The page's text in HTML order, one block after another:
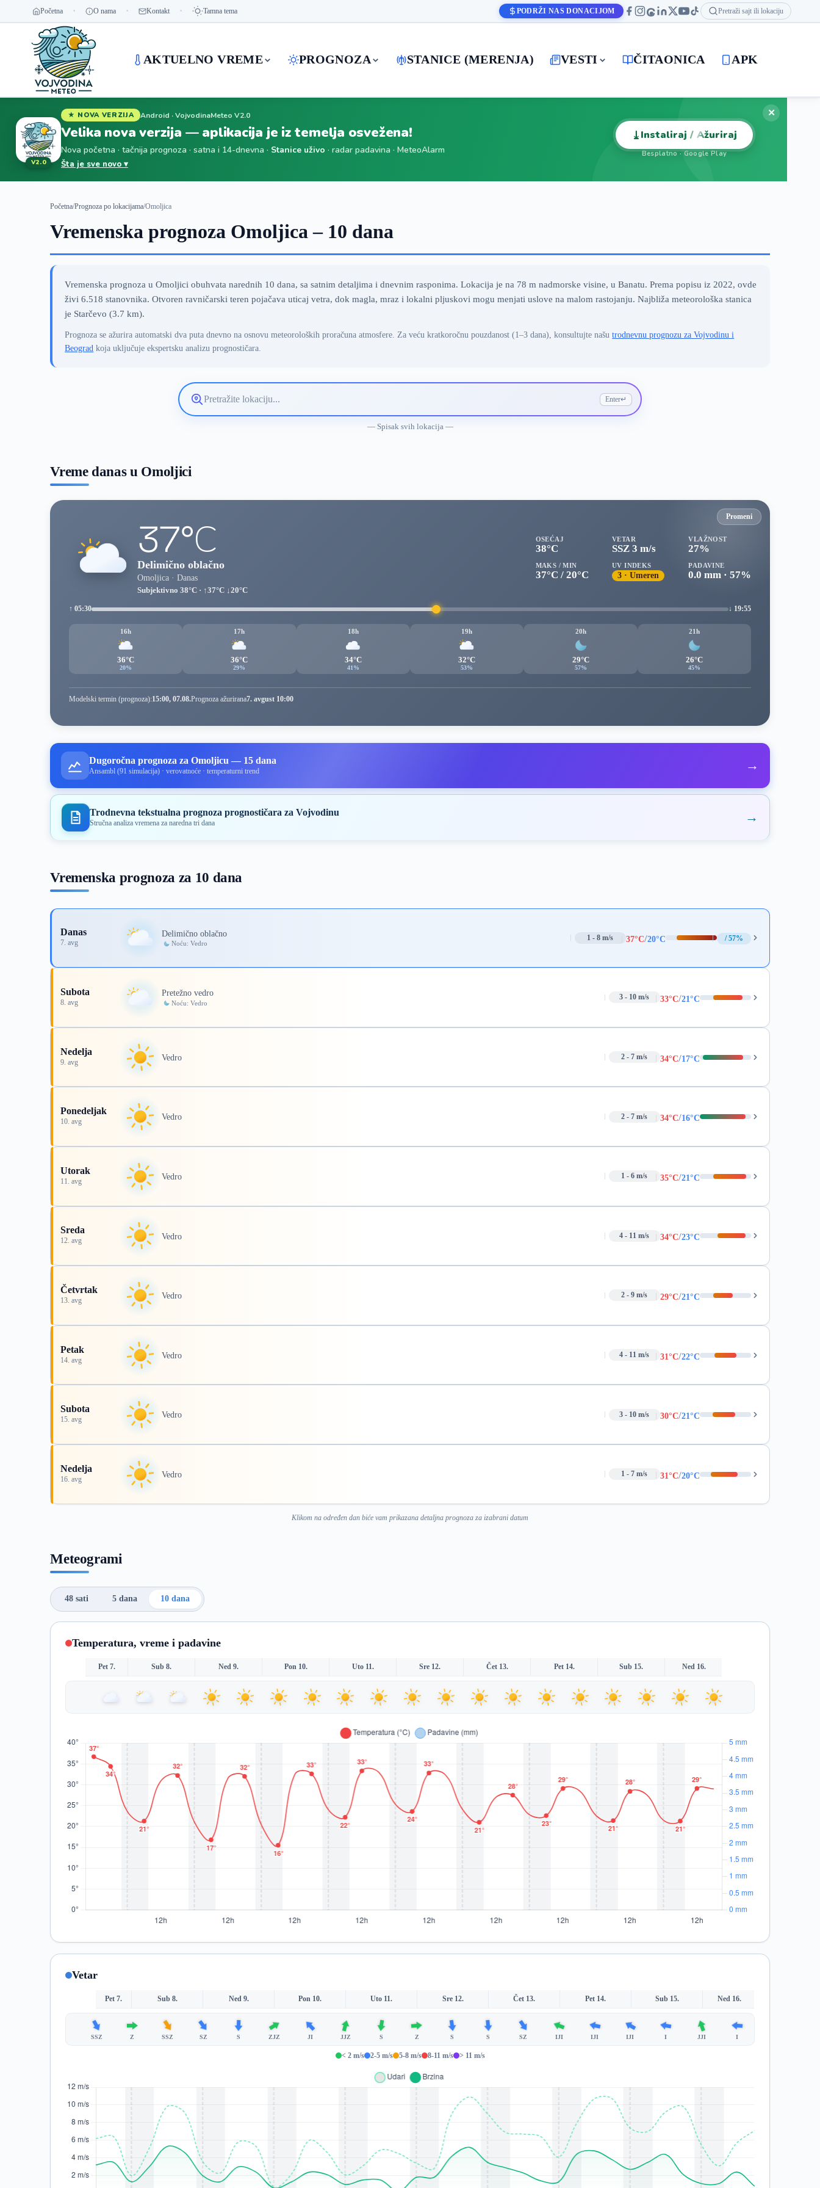
Početna O nama Kontakt Tamna tema PODRŽI NAS DONACIJOM Pretraži sajt ili lokaciju
AKTUELNO VREME PROGNOZA STANICE (MERENJA) VESTI ČITAONICA APK
V2.0
★ NOVA VERZIJA Android · VojvodinaMeteo V2.0
Velika nova verzija — aplikacija je iz temelja osvežena!
Nova početna · tačnija prognoza · satna i 14-dnevna · Stanice uživo · radar padavina · MeteoAlarm
Šta je sve novo ▾
⤓Instaliraj / Ažuriraj
Besplatno · Google Play
✕
Početna/Prognoza po lokacijama/Omoljica
Vremenska prognoza Omoljica – 10 dana
Vremenska prognoza u Omoljici obuhvata narednih 10 dana, sa satnim detaljima i dnevnim rasponima. Lokacija je na 78 m nadmorske visine, u Banatu. Prema popisu iz 2022, ovde
živi 6.518 stanovnika. Otvoren ravničarski teren pojačava uticaj vetra, dok magla, mraz i lokalni pljuskovi mogu menjati uslove na malom rastojanju. Najbliža meteorološka stanica
je Starčevo (3.7 km).
Prognoza se ažurira automatski dva puta dnevno na osnovu meteoroloških proračuna atmosfere. Za veću kratkoročnu pouzdanost (1–3 dana), konsultujte našutrodnevnu prognozu za Vojvodinu i
Beograd koja uključuje ekspertsku analizu prognostičara.
Pretražite
lokaciju
Enter↵
— Spisak svih lokacija —
Vreme danas u Omoljici
Promeni
37°C
Delimično oblačno
Omoljica · Danas
Subjektivno 38°C · ↑37°C ↓20°C
OSEĆAJ
38°C
VETAR
SSZ 3 m/s
VLAŽNOST
27%
MAKS / MIN
37°C / 20°C
UV INDEKS
3 · Umeren
PADAVINE
0.0 mm · 57%
↑ 05:30 ↓ 19:55
16h
36°C
20%
17h
36°C
29%
18h
34°C
41%
19h
32°C
53%
20h
29°C
57%
21h
26°C
45%
Modelski termin (prognoza):15:00, 07.08.Prognoza ažurirana7. avgust 10:00
Dugoročna prognoza za Omoljicu — 15 dana
Ansambl (91 simulacija) · verovatnoće · temperaturni trend →
Trodnevna tekstualna prognoza prognostičara za Vojvodinu
Stručna analiza vremena za naredna tri dana →
Vremenska prognoza za 10 dana
Danas
7. avg
Delimično oblačno
Noću: Vedro
1 - 8 m/s 37°C/20°C 57%
Subota
8. avg
Pretežno vedro
Noću: Vedro
3 - 10 m/s 33°C/21°C
Nedelja
9. avg Vedro 2 - 7 m/s 34°C/17°C
Ponedeljak
10. avg Vedro 2 - 7 m/s 34°C/16°C
Utorak
11. avg Vedro 1 - 6 m/s 35°C/21°C
Sreda
12. avg Vedro 4 - 11 m/s 34°C/23°C
Četvrtak
13. avg Vedro 2 - 9 m/s 29°C/21°C
Petak
14. avg Vedro 4 - 11 m/s 31°C/22°C
Subota
15. avg Vedro 3 - 10 m/s 30°C/21°C
Nedelja
16. avg Vedro 1 - 7 m/s 31°C/20°C
Klikom na određen dan biće vam prikazana detaljna prognoza za izabrani datum
Meteogrami
48 sati 5 dana 10 dana
Temperatura, vreme i padavine
Pet 7. Sub 8. Ned 9. Pon 10. Uto 11. Sre 12. Čet 13. Pet 14. Sub 15. Ned 16.
Vetar
Pet 7. Sub 8. Ned 9. Pon 10. Uto 11. Sre 12. Čet 13. Pet 14. Sub 15. Ned 16.
SSZ Z SSZ SZ S ZJZ JI JJZ S Z S S SZ IJI IJI IJI I JJI I
< 2 m/s 2-5 m/s 5-8 m/s 8-11 m/s > 11 m/s